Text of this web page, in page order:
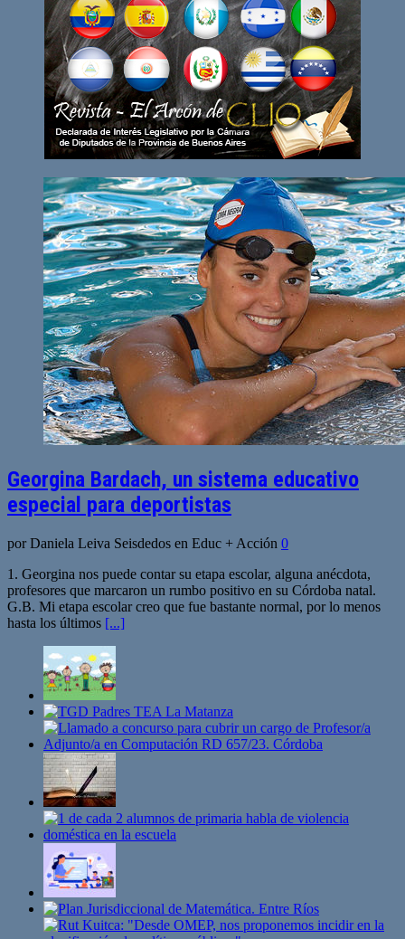
Georgina Bardach, un sistema educativo
especial para deportistas
por Daniela Leiva Seisdedos en Educ + Acción 0
1. Georgina nos puede contar su etapa escolar, alguna anécdota,
profesores que marcaron un rumbo positivo en su Córdoba natal.
G.B. Mi etapa escolar creo que fue bastante normal, por lo menos
hasta los últimos [...]